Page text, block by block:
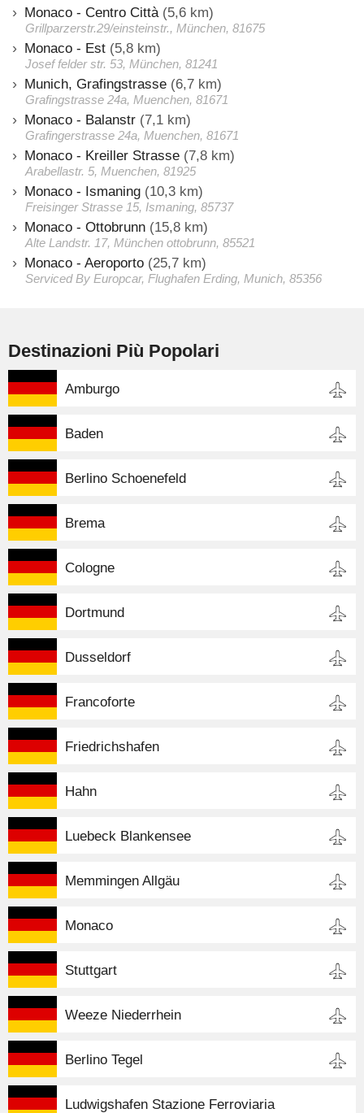
Monaco - Centro Città (5,6 km)
Grillparzerstr.29/einsteinstr., München, 81675
Monaco - Est (5,8 km)
Josef felder str. 53, München, 81241
Munich, Grafingstrasse (6,7 km)
Grafingstrasse 24a, Muenchen, 81671
Monaco - Balanstr (7,1 km)
Grafingerstrasse 24a, Muenchen, 81671
Monaco - Kreiller Strasse (7,8 km)
Arabellastr. 5, Muenchen, 81925
Monaco - Ismaning (10,3 km)
Freisinger Strasse 15, Ismaning, 85737
Monaco - Ottobrunn (15,8 km)
Alte Landstr. 17, München ottobrunn, 85521
Monaco - Aeroporto (25,7 km)
Serviced By Europcar, Flughafen Erding, Munich, 85356
Destinazioni Più Popolari
Amburgo
Baden
Berlino Schoenefeld
Brema
Cologne
Dortmund
Dusseldorf
Francoforte
Friedrichshafen
Hahn
Luebeck Blankensee
Memmingen Allgäu
Monaco
Stuttgart
Weeze Niederrhein
Berlino Tegel
Ludwigshafen Stazione Ferroviaria